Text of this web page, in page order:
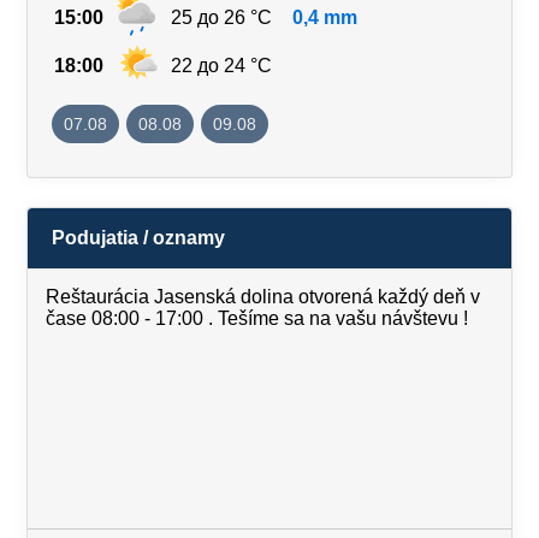
15:00 25 до 26 °C 0,4 mm
18:00 22 до 24 °C
07.08 08.08 09.08
Podujatia / oznamy
Reštaurácia Jasenská dolina otvorená každý deň v
čase 08:00 - 17:00 . Tešíme sa na vašu návštevu !